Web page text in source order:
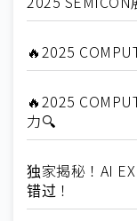
🔥2025
🔥2025
力🔍
独家揭秘！AI
错过！